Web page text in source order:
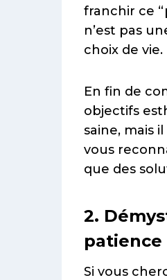
franchir ce
n’est pas
choix de vie.
En fin de
objectifs
saine, mais
vous
que des
2.
Si vous